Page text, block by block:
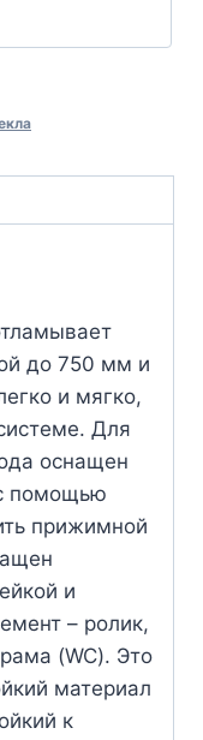
до 750 мм и
и мягко,
Для
оснащен
помощью
прижимной
и
– ролик,
(WC). Это
материал
к